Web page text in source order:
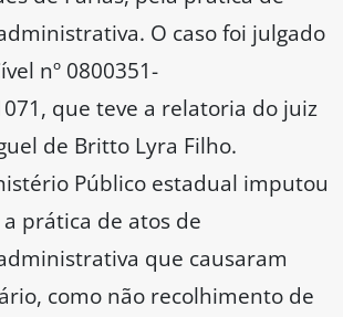
O caso foi julgado
nº 0800351-
que teve a relatoria do juiz
de Britto Lyra Filho.
Público estadual imputou
prática de atos de
que causaram
como não recolhimento de